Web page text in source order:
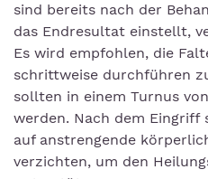
sind bereits nach der
das Endresultat einstellt,
Es wird empfohlen, die
schrittweise durchführen
sollten in einem Turnus
werden. Nach dem Eingriff
auf anstrengende
verzichten, um den